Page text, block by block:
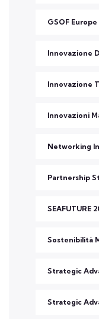
GSOF
Innovazione
Innovazione
Innovazioni
Networking
Partnership
SEAFUTURE
Sostenibilità
Strategic
Strategic